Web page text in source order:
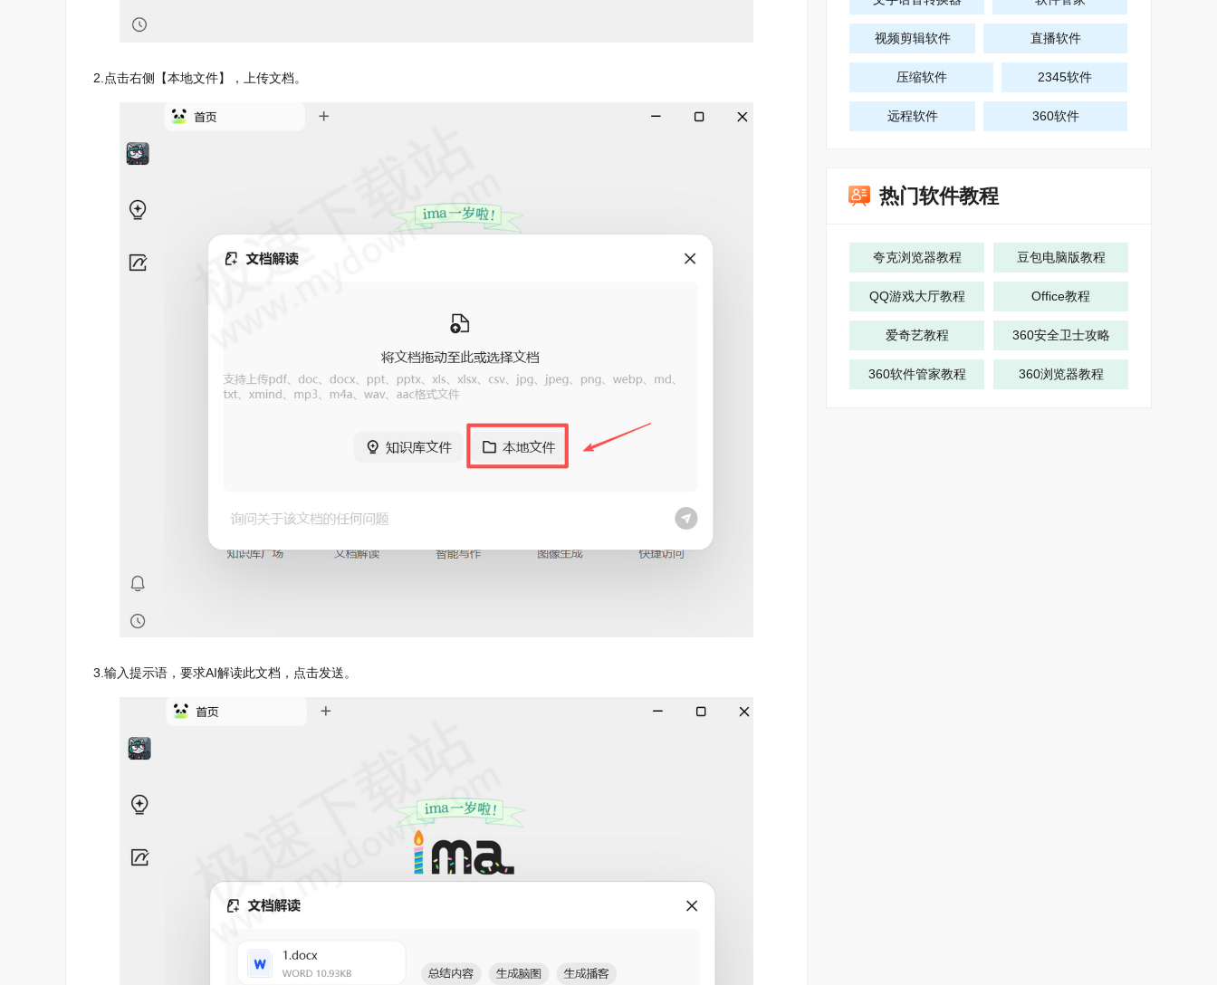
2.点击右侧【本地文件】，上传文档。
3.输入提示语，要求AI解读此文档，点击发送。
视频剪辑软件 直播软件
压缩软件 2345软件
远程软件 360软件
热门软件教程
夸克浏览器教程 豆包电脑版教程
QQ游戏大厅教程 Office教程
爱奇艺教程 360安全卫士攻略
360软件管家教程 360浏览器教程